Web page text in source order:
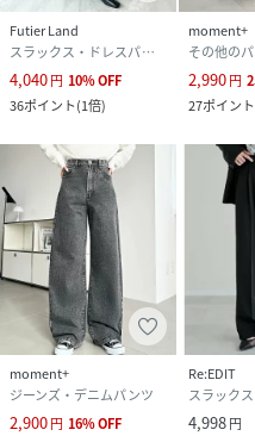
Futier Land
スラックス・ドレスパンツ
4,040円 10%OFF
36ポイント(1倍)
moment+
その他の
2,990円
27ポイント
moment+
ジーンズ・デニムパンツ
2,900円 16%OFF
Re:EDIT
4,998円